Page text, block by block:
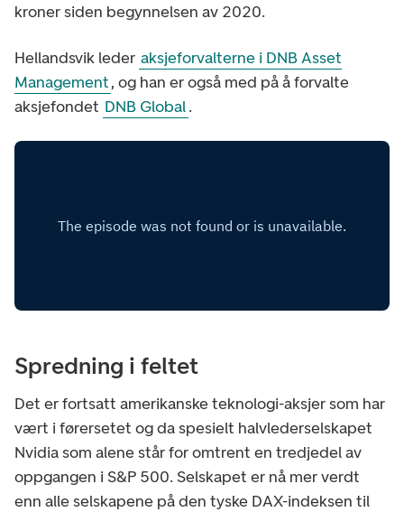
kroner siden begynnelsen av 2020.
Hellandsvik leder aksjeforvalterne i DNB Asset
Management, og han er også med på å forvalte
aksjefondet DNB Global.
Spredning i feltet
Det er fortsatt amerikanske teknologi-aksjer som har
vært i førersetet og da spesielt halvlederselskapet
Nvidia som alene står for omtrent en tredjedel av
oppgangen i S&P 500. Selskapet er nå mer verdt
enn alle selskapene på den tyske DAX-indeksen til